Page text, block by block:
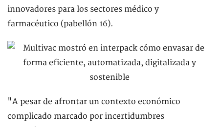
innovadores para los sectores médico y
farmacéutico (pabellón 16).
"A pesar de afrontar un contexto económico
complicado marcado por incertidumbres